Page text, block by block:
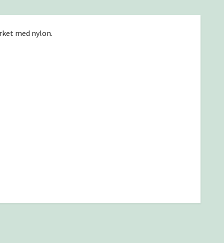
med nylon.